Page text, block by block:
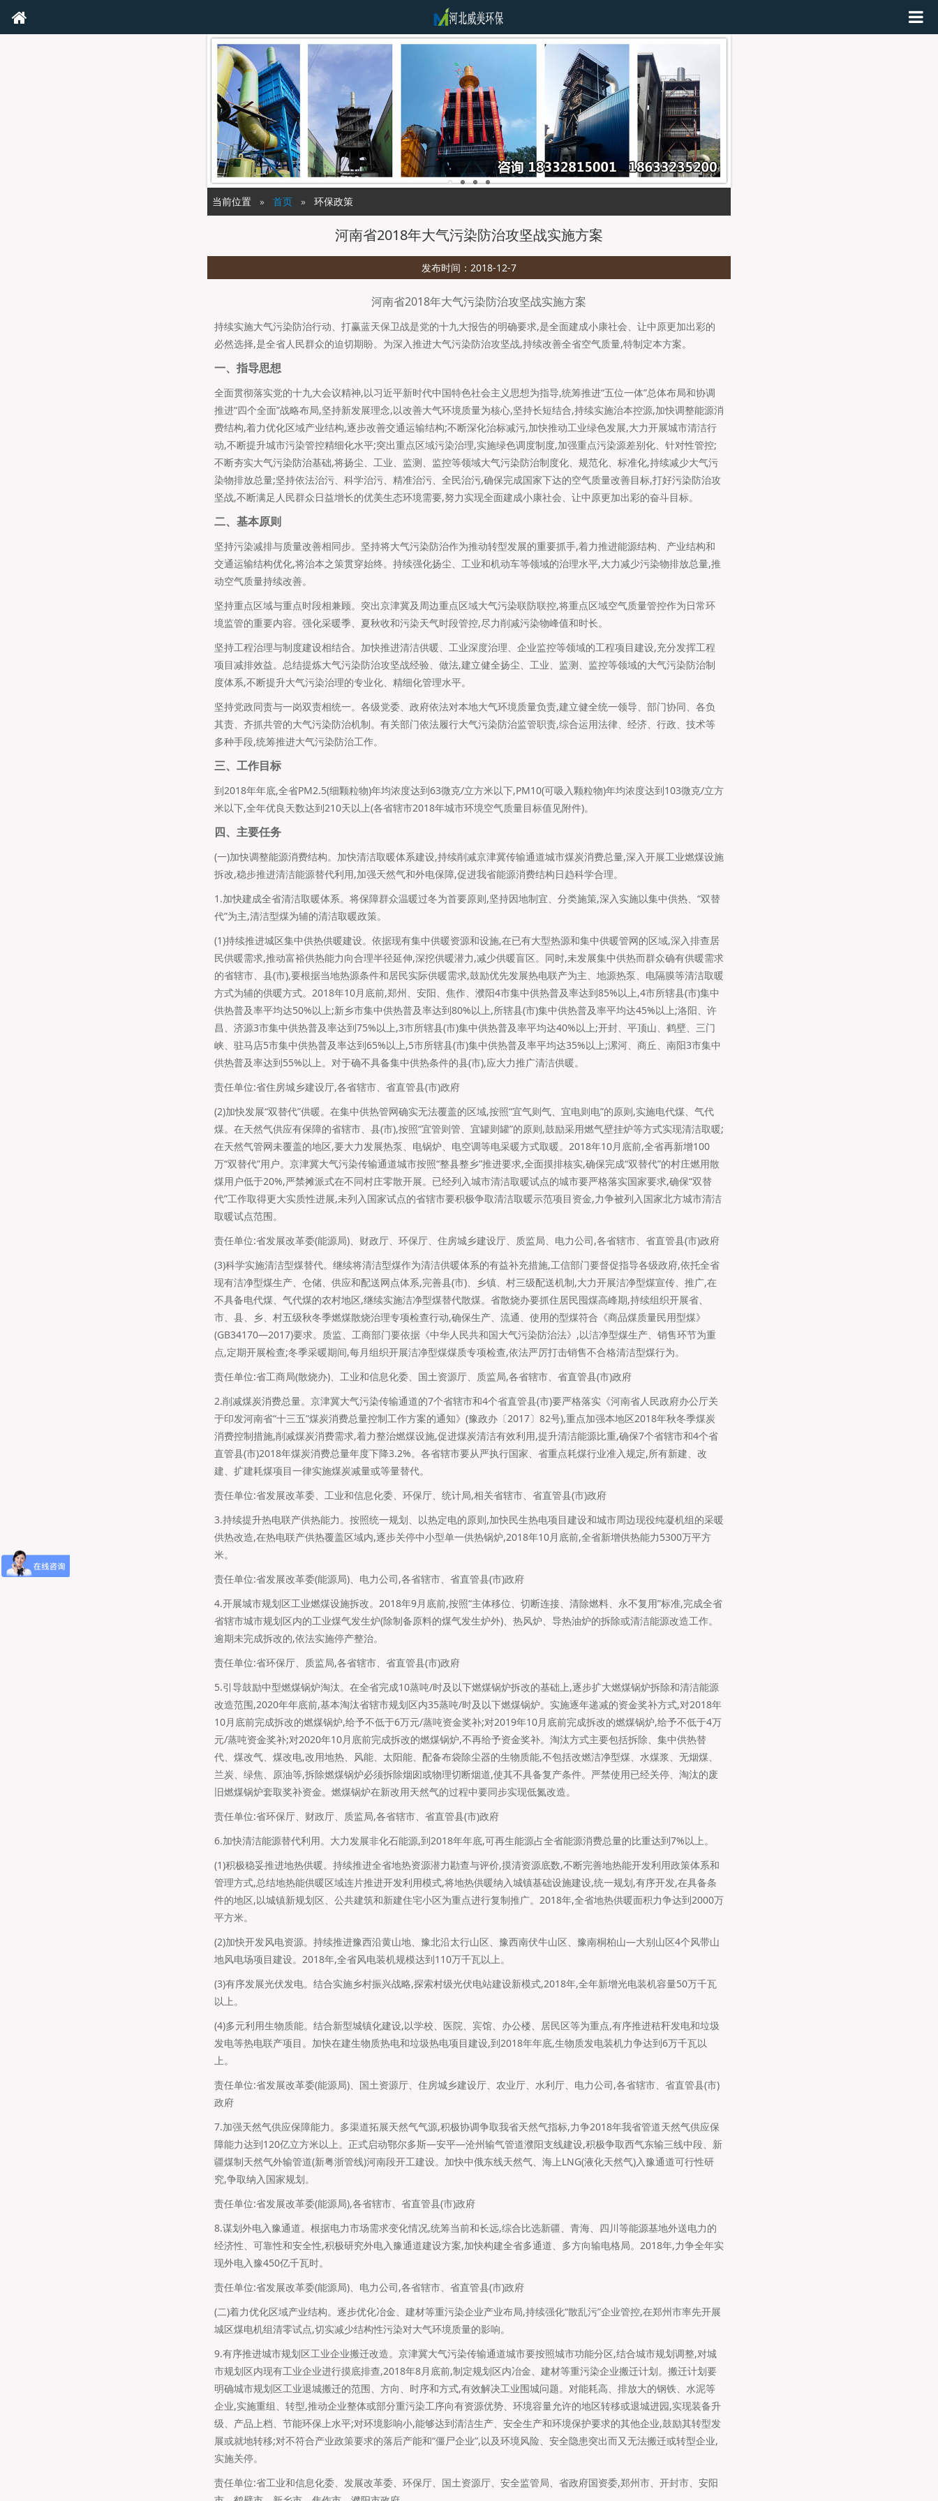
当前位置 首页 环保政策
河南省2018年大气污染防治攻坚战实施方案
发布时间：2018-12-7
河南省2018年大气污染防治攻坚战实施方案
持续实施大气污染防治行动、打赢蓝天保卫战是党的十九大报告的明确要求,是全面建成小康社会、让中原更加出彩的
必然选择,是全省人民群众的迫切期盼。为深入推进大气污染防治攻坚战,持续改善全省空气质量,特制定本方案。
一、指导思想
全面贯彻落实党的十九大会议精神,以习近平新时代中国特色社会主义思想为指导,统筹推进“五位一体”总体布局和协调
推进“四个全面”战略布局,坚持新发展理念,以改善大气环境质量为核心,坚持长短结合,持续实施治本控源,加快调整能源消
费结构,着力优化区域产业结构,逐步改善交通运输结构;不断深化治标减污,加快推动工业绿色发展,大力开展城市清洁行
动,不断提升城市污染管控精细化水平;突出重点区域污染治理,实施绿色调度制度,加强重点污染源差别化、针对性管控;
不断夯实大气污染防治基础,将扬尘、工业、监测、监控等领域大气污染防治制度化、规范化、标准化,持续减少大气污
染物排放总量;坚持依法治污、科学治污、精准治污、全民治污,确保完成国家下达的空气质量改善目标,打好污染防治攻
坚战,不断满足人民群众日益增长的优美生态环境需要,努力实现全面建成小康社会、让中原更加出彩的奋斗目标。
二、基本原则
坚持污染减排与质量改善相同步。坚持将大气污染防治作为推动转型发展的重要抓手,着力推进能源结构、产业结构和
交通运输结构优化,将治本之策贯穿始终。持续强化扬尘、工业和机动车等领域的治理水平,大力减少污染物排放总量,推
动空气质量持续改善。
坚持重点区域与重点时段相兼顾。突出京津冀及周边重点区域大气污染联防联控,将重点区域空气质量管控作为日常环
境监管的重要内容。强化采暖季、夏秋收和污染天气时段管控,尽力削减污染物峰值和时长。
坚持工程治理与制度建设相结合。加快推进清洁供暖、工业深度治理、企业监控等领域的工程项目建设,充分发挥工程
项目减排效益。总结提炼大气污染防治攻坚战经验、做法,建立健全扬尘、工业、监测、监控等领域的大气污染防治制
度体系,不断提升大气污染治理的专业化、精细化管理水平。
坚持党政同责与一岗双责相统一。各级党委、政府依法对本地大气环境质量负责,建立健全统一领导、部门协同、各负
其责、齐抓共管的大气污染防治机制。有关部门依法履行大气污染防治监管职责,综合运用法律、经济、行政、技术等
多种手段,统筹推进大气污染防治工作。
三、工作目标
到2018年年底,全省PM2.5(细颗粒物)年均浓度达到63微克/立方米以下,PM10(可吸入颗粒物)年均浓度达到103微克/立方
米以下,全年优良天数达到210天以上(各省辖市2018年城市环境空气质量目标值见附件)。
四、主要任务
(一)加快调整能源消费结构。加快清洁取暖体系建设,持续削减京津冀传输通道城市煤炭消费总量,深入开展工业燃煤设施
拆改,稳步推进清洁能源替代利用,加强天然气和外电保障,促进我省能源消费结构日趋科学合理。
1.加快建成全省清洁取暖体系。将保障群众温暖过冬为首要原则,坚持因地制宜、分类施策,深入实施以集中供热、“双替
代”为主,清洁型煤为辅的清洁取暖政策。
(1)持续推进城区集中供热供暖建设。依据现有集中供暖资源和设施,在已有大型热源和集中供暖管网的区域,深入排查居
民供暖需求,推动富裕供热能力向合理半径延伸,深挖供暖潜力,减少供暖盲区。同时,未发展集中供热而群众确有供暖需求
的省辖市、县(市),要根据当地热源条件和居民实际供暖需求,鼓励优先发展热电联产为主、地源热泵、电隔膜等清洁取暖
方式为辅的供暖方式。2018年10月底前,郑州、安阳、焦作、濮阳4市集中供热普及率达到85%以上,4市所辖县(市)集中
供热普及率平均达50%以上;新乡市集中供热普及率达到80%以上,所辖县(市)集中供热普及率平均达45%以上;洛阳、许
昌、济源3市集中供热普及率达到75%以上,3市所辖县(市)集中供热普及率平均达40%以上;开封、平顶山、鹤壁、三门
峡、驻马店5市集中供热普及率达到65%以上,5市所辖县(市)集中供热普及率平均达35%以上;漯河、商丘、南阳3市集中
供热普及率达到55%以上。对于确不具备集中供热条件的县(市),应大力推广清洁供暖。
责任单位:省住房城乡建设厅,各省辖市、省直管县(市)政府
(2)加快发展“双替代”供暖。在集中供热管网确实无法覆盖的区域,按照“宜气则气、宜电则电”的原则,实施电代煤、气代
煤。在天然气供应有保障的省辖市、县(市),按照“宜管则管、宜罐则罐”的原则,鼓励采用燃气壁挂炉等方式实现清洁取暖;
在天然气管网未覆盖的地区,要大力发展热泵、电锅炉、电空调等电采暖方式取暖。2018年10月底前,全省再新增100
万“双替代”用户。京津冀大气污染传输通道城市按照“整县整乡”推进要求,全面摸排核实,确保完成“双替代”的村庄燃用散
煤用户低于20%,严禁摊派式在不同村庄零散开展。已经列入城市清洁取暖试点的城市要严格落实国家要求,确保“双替
代”工作取得更大实质性进展,未列入国家试点的省辖市要积极争取清洁取暖示范项目资金,力争被列入国家北方城市清洁
取暖试点范围。
责任单位:省发展改革委(能源局)、财政厅、环保厅、住房城乡建设厅、质监局、电力公司,各省辖市、省直管县(市)政府
(3)科学实施清洁型煤替代。继续将清洁型煤作为清洁供暖体系的有益补充措施,工信部门要督促指导各级政府,依托全省
现有洁净型煤生产、仓储、供应和配送网点体系,完善县(市)、乡镇、村三级配送机制,大力开展洁净型煤宣传、推广,在
不具备电代煤、气代煤的农村地区,继续实施洁净型煤替代散煤。省散烧办要抓住居民囤煤高峰期,持续组织开展省、
市、县、乡、村五级秋冬季燃煤散烧治理专项检查行动,确保生产、流通、使用的型煤符合《商品煤质量民用型煤》
(GB34170―2017)要求。质监、工商部门要依据《中华人民共和国大气污染防治法》,以洁净型煤生产、销售环节为重
点,定期开展检查;冬季采暖期间,每月组织开展洁净型煤煤质专项检查,依法严厉打击销售不合格清洁型煤行为。
责任单位:省工商局(散烧办)、工业和信息化委、国土资源厅、质监局,各省辖市、省直管县(市)政府
2.削减煤炭消费总量。京津冀大气污染传输通道的7个省辖市和4个省直管县(市)要严格落实《河南省人民政府办公厅关
于印发河南省“十三五”煤炭消费总量控制工作方案的通知》(豫政办〔2017〕82号),重点加强本地区2018年秋冬季煤炭
消费控制措施,削减煤炭消费需求,着力整治燃煤设施,促进煤炭清洁有效利用,提升清洁能源比重,确保7个省辖市和4个省
直管县(市)2018年煤炭消费总量年度下降3.2%。各省辖市要从严执行国家、省重点耗煤行业准入规定,所有新建、改
建、扩建耗煤项目一律实施煤炭减量或等量替代。
责任单位:省发展改革委、工业和信息化委、环保厅、统计局,相关省辖市、省直管县(市)政府
3.持续提升热电联产供热能力。按照统一规划、以热定电的原则,加快民生热电项目建设和城市周边现役纯凝机组的采暖
供热改造,在热电联产供热覆盖区域内,逐步关停中小型单一供热锅炉,2018年10月底前,全省新增供热能力5300万平方
米。
责任单位:省发展改革委(能源局)、电力公司,各省辖市、省直管县(市)政府
4.开展城市规划区工业燃煤设施拆改。2018年9月底前,按照“主体移位、切断连接、清除燃料、永不复用”标准,完成全省
省辖市城市规划区内的工业煤气发生炉(除制备原料的煤气发生炉外)、热风炉、导热油炉的拆除或清洁能源改造工作。
逾期未完成拆改的,依法实施停产整治。
责任单位:省环保厅、质监局,各省辖市、省直管县(市)政府
5.引导鼓励中型燃煤锅炉淘汰。在全省完成10蒸吨/时及以下燃煤锅炉拆改的基础上,逐步扩大燃煤锅炉拆除和清洁能源
改造范围,2020年年底前,基本淘汰省辖市规划区内35蒸吨/时及以下燃煤锅炉。实施逐年递减的资金奖补方式,对2018年
10月底前完成拆改的燃煤锅炉,给予不低于6万元/蒸吨资金奖补;对2019年10月底前完成拆改的燃煤锅炉,给予不低于4万
元/蒸吨资金奖补;对2020年10月底前完成拆改的燃煤锅炉,不再给予资金奖补。淘汰方式主要包括拆除、集中供热替
代、煤改气、煤改电,改用地热、风能、太阳能、配备布袋除尘器的生物质能,不包括改燃洁净型煤、水煤浆、无烟煤、
兰炭、绿焦、原油等,拆除燃煤锅炉必须拆除烟囱或物理切断烟道,使其不具备复产条件。严禁使用已经关停、淘汰的废
旧燃煤锅炉套取奖补资金。燃煤锅炉在新改用天然气的过程中要同步实现低氮改造。
责任单位:省环保厅、财政厅、质监局,各省辖市、省直管县(市)政府
6.加快清洁能源替代利用。大力发展非化石能源,到2018年年底,可再生能源占全省能源消费总量的比重达到7%以上。
(1)积极稳妥推进地热供暖。持续推进全省地热资源潜力勘查与评价,摸清资源底数,不断完善地热能开发利用政策体系和
管理方式,总结地热能供暖区域连片推进开发利用模式,将地热供暖纳入城镇基础设施建设,统一规划,有序开发,在具备条
件的地区,以城镇新规划区、公共建筑和新建住宅小区为重点进行复制推广。2018年,全省地热供暖面积力争达到2000万
平方米。
(2)加快开发风电资源。持续推进豫西沿黄山地、豫北沿太行山区、豫西南伏牛山区、豫南桐柏山―大别山区4个风带山
地风电场项目建设。2018年,全省风电装机规模达到110万千瓦以上。
(3)有序发展光伏发电。结合实施乡村振兴战略,探索村级光伏电站建设新模式,2018年,全年新增光电装机容量50万千瓦
以上。
(4)多元利用生物质能。结合新型城镇化建设,以学校、医院、宾馆、办公楼、居民区等为重点,有序推进秸秆发电和垃圾
发电等热电联产项目。加快在建生物质热电和垃圾热电项目建设,到2018年年底,生物质发电装机力争达到6万千瓦以
上。
责任单位:省发展改革委(能源局)、国土资源厅、住房城乡建设厅、农业厅、水利厅、电力公司,各省辖市、省直管县(市)
政府
7.加强天然气供应保障能力。多渠道拓展天然气气源,积极协调争取我省天然气指标,力争2018年我省管道天然气供应保
障能力达到120亿立方米以上。正式启动鄂尔多斯―安平―沧州输气管道濮阳支线建设,积极争取西气东输三线中段、新
疆煤制天然气外输管道(新粤浙管线)河南段开工建设。加快中俄东线天然气、海上LNG(液化天然气)入豫通道可行性研
究,争取纳入国家规划。
责任单位:省发展改革委(能源局),各省辖市、省直管县(市)政府
8.谋划外电入豫通道。根据电力市场需求变化情况,统筹当前和长远,综合比选新疆、青海、四川等能源基地外送电力的
经济性、可靠性和安全性,积极研究外电入豫通道建设方案,加快构建全省多通道、多方向输电格局。2018年,力争全年实
现外电入豫450亿千瓦时。
责任单位:省发展改革委(能源局)、电力公司,各省辖市、省直管县(市)政府
(二)着力优化区域产业结构。逐步优化冶金、建材等重污染企业产业布局,持续强化“散乱污”企业管控,在郑州市率先开展
城区煤电机组清零试点,切实减少结构性污染对大气环境质量的影响。
9.有序推进城市规划区工业企业搬迁改造。京津冀大气污染传输通道城市要按照城市功能分区,结合城市规划调整,对城
市规划区内现有工业企业进行摸底排查,2018年8月底前,制定规划区内冶金、建材等重污染企业搬迁计划。搬迁计划要
明确城市规划区工业退城搬迁的范围、方向、时序和方式,有效解决工业围城问题。对能耗高、排放大的钢铁、水泥等
企业,实施重组、转型,推动企业整体或部分重污染工序向有资源优势、环境容量允许的地区转移或退城进园,实现装备升
级、产品上档、节能环保上水平;对环境影响小,能够达到清洁生产、安全生产和环境保护要求的其他企业,鼓励其转型发
展或就地转移;对不符合产业政策要求的落后产能和“僵尸企业”,以及环境风险、安全隐患突出而又无法搬迁或转型企业,
实施关停。
责任单位:省工业和信息化委、发展改革委、环保厅、国土资源厅、安全监管局、省政府国资委,郑州市、开封市、安阳